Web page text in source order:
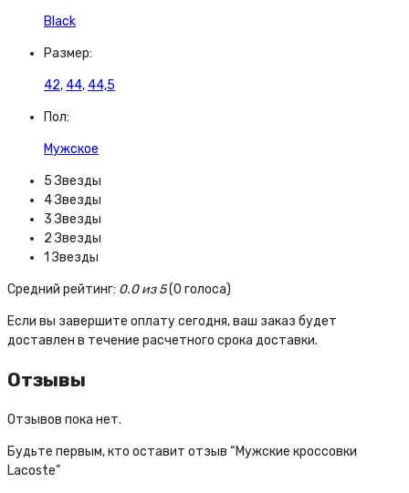
Black
Размер:
42,44,44,5
Пол:
Мужское
5 Звезды
4 Звезды
3 Звезды
2 Звезды
1 Звезды
Средний рейтинг: 0.0 из 5(0 голоса)
Если вы завершите оплату сегодня, ваш заказ будет
доставлен в течение расчетного срока доставки.
Отзывы
Отзывов пока нет.
Будьте первым, кто оставит отзыв “Мужские кроссовки
Lacoste”